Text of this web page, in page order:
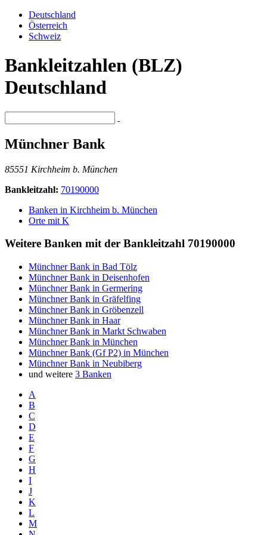
Deutschland
Österreich
Schweiz
Bankleitzahlen (BLZ)
Deutschland
Münchner Bank
85551 Kirchheim b. München
Bankleitzahl: 70190000
Banken in Kirchheim b. München
Orte mit K
Weitere Banken mit der Bankleitzahl 70190000
Münchner Bank in Bad Tölz
Münchner Bank in Deisenhofen
Münchner Bank in Germering
Münchner Bank in Gräfelfing
Münchner Bank in Gröbenzell
Münchner Bank in Haar
Münchner Bank in Markt Schwaben
Münchner Bank in München
Münchner Bank (Gf P2) in München
Münchner Bank in Neubiberg
und weitere 3 Banken
A
B
C
D
E
F
G
H
I
J
K
L
M